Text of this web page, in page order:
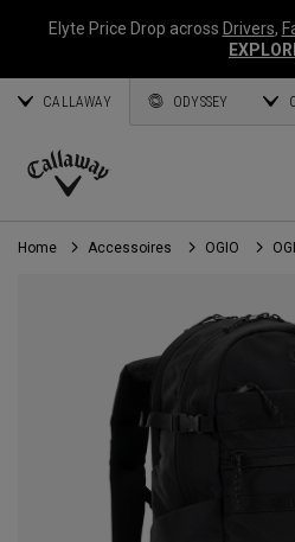
Elyte Price Drop across Drivers,
CALLAWAY ODYSSEY
Callaway
Golf
Home Accessoires OGIO